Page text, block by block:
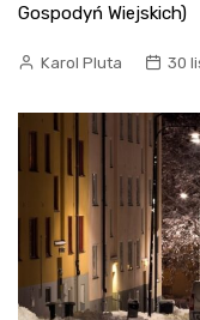
Gospodyń Wiejskich)
Karol Pluta 30